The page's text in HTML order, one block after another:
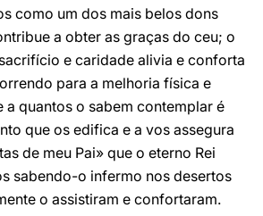
como um dos mais belos dons
a obter as graças do ceu; o
e caridade alivia e conforta
para a melhoria física e
a quantos o sabem contemplar é
que os edifica e a vos assegura
de meu Pai» que o eterno Rei
sabendo-o infermo nos desertos
o assistiram e confortaram.